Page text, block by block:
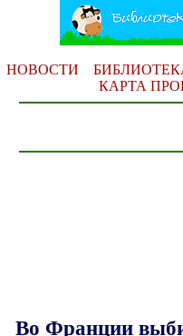
НОВОСТИ
КАРТА
Во Франции